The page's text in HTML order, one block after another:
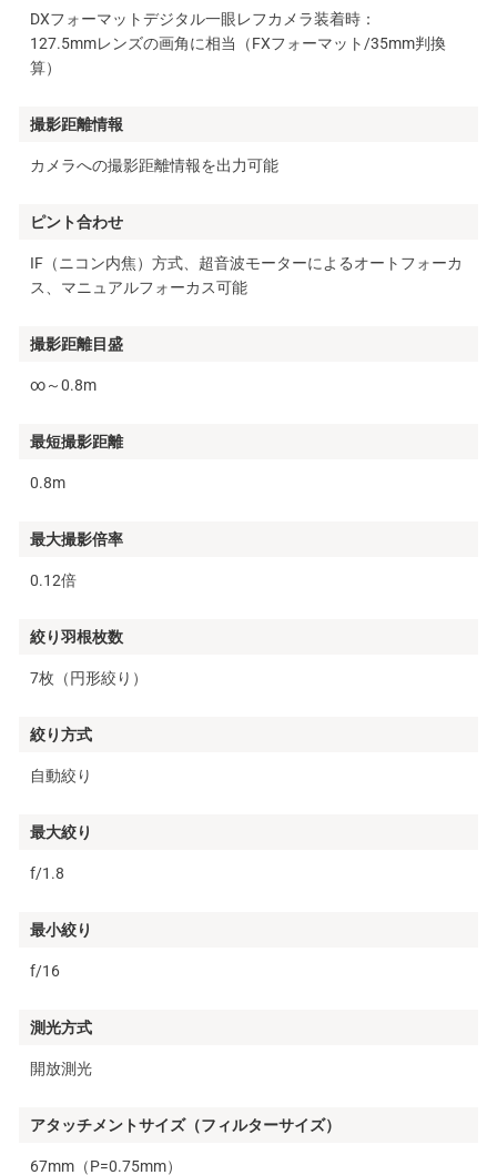
DXフォーマットデジタル一眼レフカメラ装着時：
127.5mmレンズの画角に相当（FXフォーマット/35mm判換
算）
撮影距離情報
カメラへの撮影距離情報を出力可能
ピント合わせ
IF（ニコン内焦）方式、超音波モーターによるオートフォーカ
ス、マニュアルフォーカス可能
撮影距離目盛
∞～0.8m
最短撮影距離
0.8m
最大撮影倍率
0.12倍
絞り羽根枚数
7枚（円形絞り）
絞り方式
自動絞り
最大絞り
f/1.8
最小絞り
f/16
測光方式
開放測光
アタッチメントサイズ（フィルターサイズ）
67mm（P=0.75mm）